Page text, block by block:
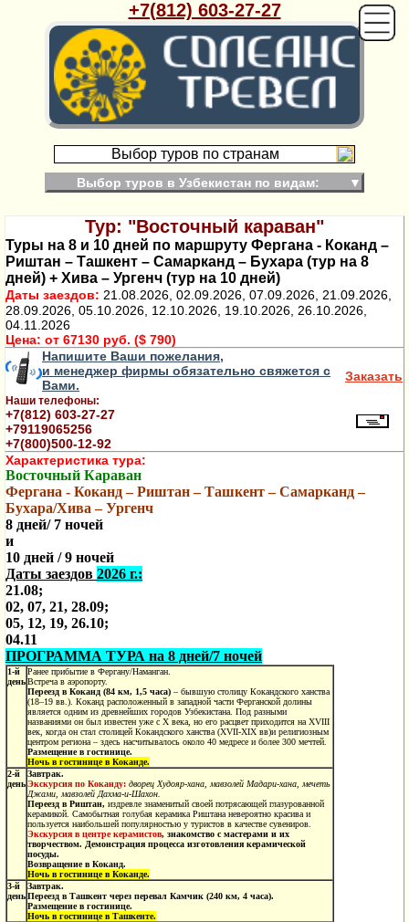
+7(812) 603-27-27
Выбор туров по странам
Выбор туров в Узбекистан по видам: ▼
Тур: "Восточный караван"
Туры на 8 и 10 дней по маршруту Фергана - Коканд –
Риштан – Ташкент – Самарканд – Бухара (тур на 8
дней) + Хива – Ургенч (тур на 10 дней)
Даты заездов: 21.08.2026, 02.09.2026, 07.09.2026, 21.09.2026,
28.09.2026, 05.10.2026, 12.10.2026, 19.10.2026, 26.10.2026,
04.11.2026
Цена: от 67130 руб. ($ 790)
Напишите Ваши пожелания,
и менеджер фирмы обязательно свяжется с
Вами.
Наши телефоны:
+7(812) 603-27-27
+79119065256
+7(800)500-12-92
Заказать
Характеристика тура:
Восточный Караван
Фергана - Коканд – Риштан – Ташкент – Самарканд –
Бухара/Хива – Ургенч
8 дней/ 7 ночей
и
10 дней / 9 ночей
Даты заездов 2026 г.:
21.08;
02, 07, 21, 28.09;
05, 12, 19, 26.10;
04.11
ПРОГРАММА ТУРА на 8 дней/7 ночей
1-й
день
Ранее прибытие в Фергану/Наманган.
Встреча в аэропорту.
Переезд в Коканд (84 км, 1,5 часа) – бывшую столицу Кокандского ханства
(18–19 вв.). Коканд расположенный в западной части Ферганской долины
является одним из древнейших городов Узбекистана. Под разными
названиями он был известен уже с X века, но его расцвет приходится на XVIII
век, когда он стал столицей Кокандского ханства (XVII-XIX вв)и религиозным
центром региона – здесь насчитывалось около 40 медресе и более 300 мечтей.
Размещение в гостинице.
Ночь в гостинице в Коканде.
2-й
день
Завтрак.
Экскурсия по Коканду: дворец Худояр-хана, мавзолей Мадари-хана, мечеть
Джами, мавзолей Дахма-и-Шахон.
Переезд в Риштан, издревле знаменитый своей потрясающей глазурованной
керамикой. Самобытная голубая керамика Риштана невероятно красива и
пользуется наибольшей популярностью у туристов в качестве сувениров.
Экскурсия в центре керамистов, знакомство с мастерами и их
творчеством. Демонстрация процесса изготовления керамической
посуды.
Возвращение в Коканд.
Ночь в гостинице в Коканде.
3-й
день
Завтрак.
Переезд в Ташкент через перевал Камчик (240 км, 4 часа).
Размещение в гостинице.
Ночь в гостинице в Ташкенте.